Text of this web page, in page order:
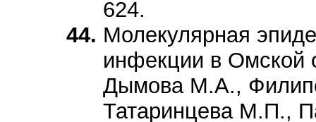
624.
Молекулярная
инфекции в Омской
Дымова М.А.,
Татаринцева М.П.,